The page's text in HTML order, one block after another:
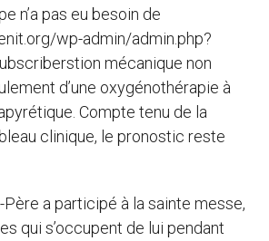
n’a pas eu besoin de
wp-admin/admin.php?
mécanique non
d’une oxygénothérapie à
Compte tenu de la
clinique, le pronostic reste
Père a participé à la sainte messe,
qui s’occupent de lui pendant